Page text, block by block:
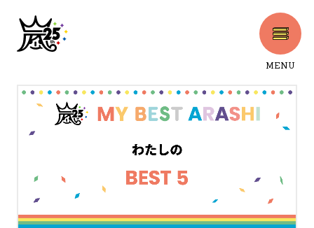
MENU